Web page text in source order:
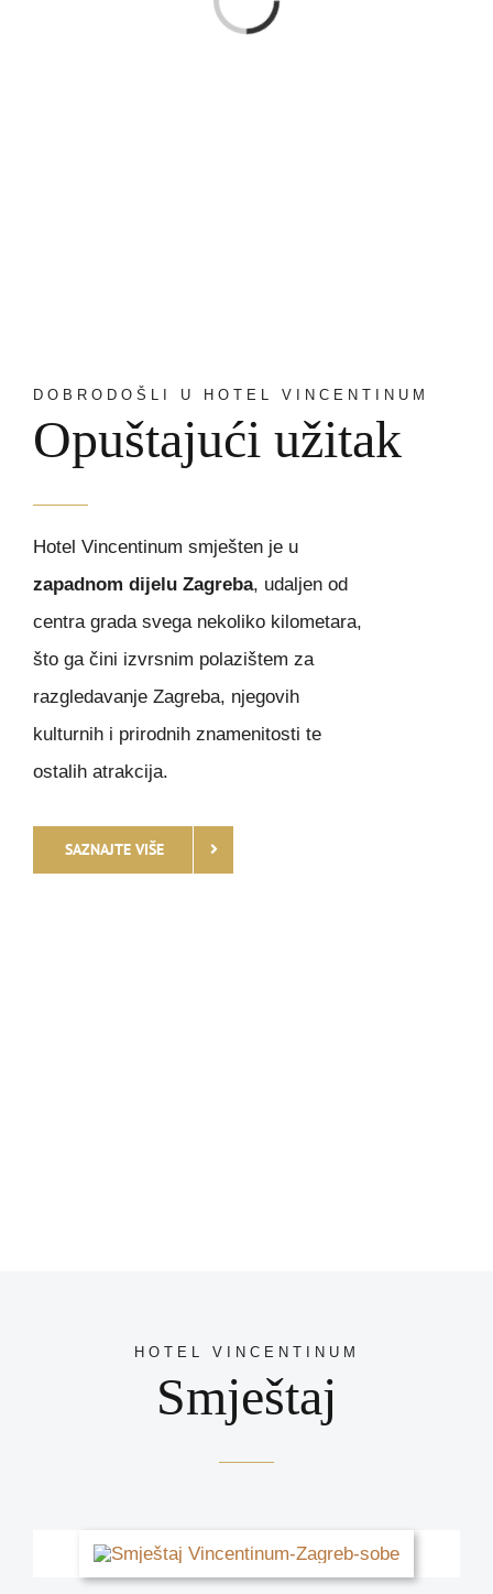
Loading...
DOBRODOŠLI U HOTEL VINCENTINUM
Opuštajući užitak
Hotel Vincentinum smješten je u
zapadnom dijelu Zagreba, udaljen od
centra grada svega nekoliko kilometara,
što ga čini izvrsnim polazištem za
razgledavanje Zagreba, njegovih
kulturnih i prirodnih znamenitosti te
ostalih atrakcija.
SAZNAJTE VIŠE
HOTEL VINCENTINUM
Smještaj